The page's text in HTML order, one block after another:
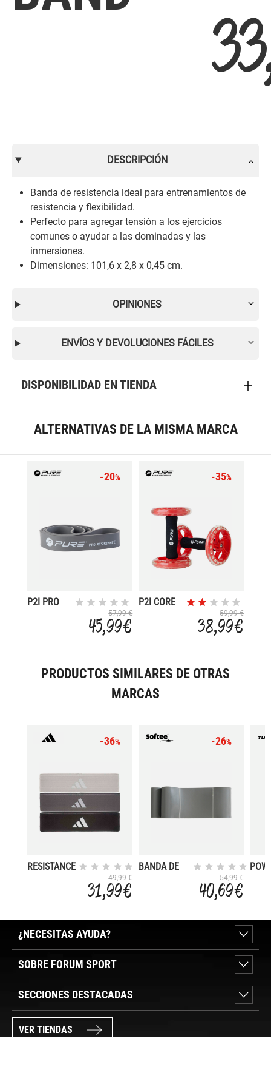
DESCRIPCIÓN
Banda de resistencia ideal para entrenamientos de
resistencia y flexibilidad.
Perfecto para agregar tensión a los ejercicios
comunes o ayudar a las dominadas y las
inmersiones.
Dimensiones: 101,6 x 2,8 x 0,45 cm.
OPINIONES
ENVÍOS Y DEVOLUCIONES FÁCILES
DISPONIBILIDAD EN TIENDA
ALTERNATIVAS DE LA MISMA MARCA
-20%
P2I PRO
57,99 €
45,99 €
-35%
P2I CORE
59,99 €
38,99 €
PRODUCTOS SIMILARES DE OTRAS
MARCAS
-36%
RESISTANCE
49,99 €
31,99 €
-26%
BANDA DE
54,99 €
40,69 €
¿NECESITAS AYUDA?
SOBRE FORUM SPORT
SECCIONES DESTACADAS
VER TIENDAS